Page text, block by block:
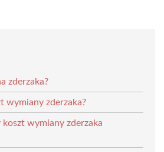
zderzaka?
wymiany zderzaka?
wymiany zderzaka